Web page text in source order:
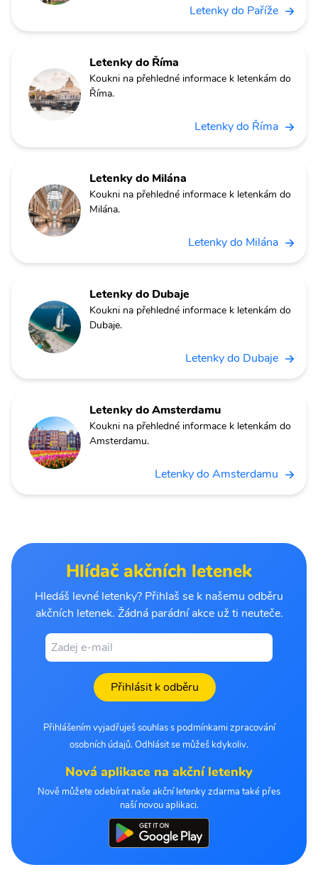
Letenky do Paříže
Letenky do Říma
Koukni na přehledné informace k letenkám do
Říma.
Letenky do Říma
Letenky do Milána
Koukni na přehledné informace k letenkám do
Milána.
Letenky do Milána
Letenky do Dubaje
Koukni na přehledné informace k letenkám do
Dubaje.
Letenky do Dubaje
Letenky do Amsterdamu
Koukni na přehledné informace k letenkám do
Amsterdamu.
Letenky do Amsterdamu
Hlídač akčních letenek
Hledáš levné letenky? Přihlaš se k našemu odběru
akčních letenek. Žádná parádní akce už ti neuteče.
Přihlásit k odběru
Přihlášením vyjadřuješ souhlas s podmínkami zpracování
osobních údajů. Odhlásit se můžeš kdykoliv.
Nová aplikace na akční letenky
Nově můžete odebírat naše akční letenky zdarma také přes
naší novou aplikaci.